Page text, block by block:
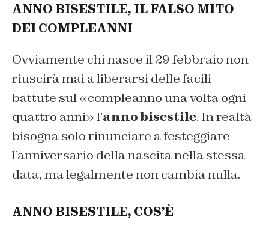
ANNO BISESTILE, IL FALSO MITO
DEI COMPLEANNI
Ovviamente chi nasce il 29 febbraio non
riuscirà mai a liberarsi delle facili
battute sul «compleanno una volta ogni
quattro anni» l’anno bisestile. In realtà
bisogna solo rinunciare a festeggiare
l’anniversario della nascita nella stessa
data, ma legalmente non cambia nulla.
ANNO BISESTILE, COS’È